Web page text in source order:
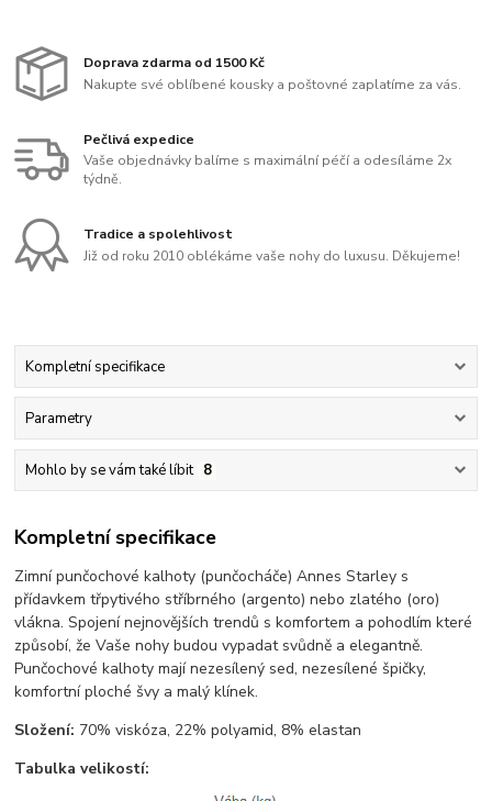
Doprava zdarma od 1500 Kč
Nakupte své oblíbené kousky a poštovné zaplatíme za vás.
Pečlivá expedice
Vaše objednávky balíme s maximální péčí a odesíláme 2x
týdně.
Tradice a spolehlivost
Již od roku 2010 oblékáme vaše nohy do luxusu. Děkujeme!
Kompletní specifikace
Parametry
Mohlo by se vám také líbit 8
Kompletní specifikace
Zimní punčochové kalhoty (punčocháče) Annes Starley s
přídavkem třpytivého stříbrného (argento) nebo zlatého (oro)
vlákna. Spojení nejnovějších trendů s komfortem a pohodlím které
způsobí, že Vaše nohy budou vypadat svůdně a elegantně.
Punčochové kalhoty mají nezesílený sed, nezesílené špičky,
komfortní ploché švy a malý klínek.
Složení: 70% viskóza, 22% polyamid, 8% elastan
Tabulka velikostí: